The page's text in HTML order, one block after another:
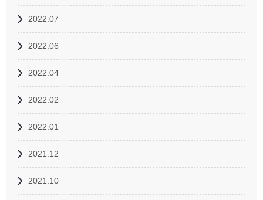
2022.07
2022.06
2022.04
2022.02
2022.01
2021.12
2021.10